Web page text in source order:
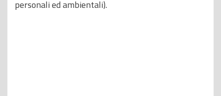
personali ed ambientali).